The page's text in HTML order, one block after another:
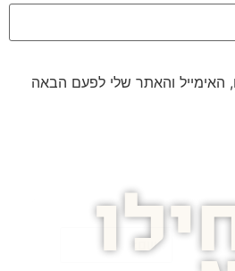
והאתר שלי לפעם הבאה